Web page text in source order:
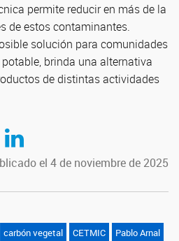
permite reducir en más de la
de estos contaminantes.
solución para comunidades
brinda una alternativa
de distintas actividades
en Twitter
Compartir en LinkedIn
el 4 de noviembre de 2025
carbón vegetal CETMIC Pablo Arnal